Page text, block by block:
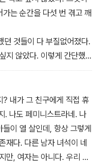
는 순간을 다섯 번 겪고 깨
던 것들이 다 부질없어졌다.
지 않았다. 이렇게 간단했
가 없었다니. 그를 견디는
은 정말, 정말 어려웠는데.
조용히 모든 걸 감내하는
내가 그 친구에게 직접 휴
. 나도 페미니스트라네. 나
이 열 살인데, 항상 그렇게
재다. 다른 남자 녀석이 네
만, 여자는 아니다. 우리 아